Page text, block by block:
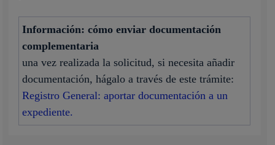
Información: cómo enviar documentación
complementaria
una vez realizada la solicitud, si necesita añadir
documentación, hágalo a través de este trámite:
Registro General: aportar documentación a un
expediente.